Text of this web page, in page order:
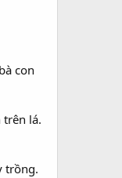
con
lá.
trồng.